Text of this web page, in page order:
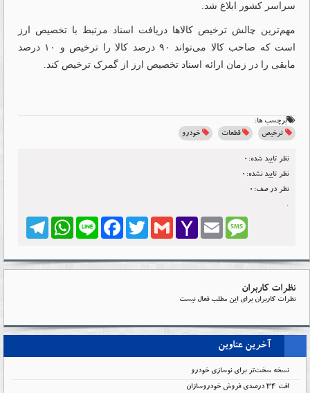
سراسر کشور ابلاغ شد.
مهم‌ترین چالش ترخیص کالاها دریافت اسناد مرتبط با تخصیص ارز
است که صاحب کالا می‌تواند ۹۰ درصد کالا را ترخیص و ۱۰ درصد
مابقی را در زمان ارائه اسناد تخصیص ارز از گمرک ترخیص کند.
برچسب ها:
ترخیص
قطعات خودرو
نظر تایید شده:0
نظر تایید نشده:0
نظر در صف:0
TelegramWhatsApp LineFacebook Twitter Gmail
Yahoo
Email Message
نظرات کاربران
نظرات کاربران برای این مطلب فعال نیست
آخرین عناوین
نسخه سخت‌تر برای نوسازی خودرو
افت ۳۴ درصدی فروش خودروسازان